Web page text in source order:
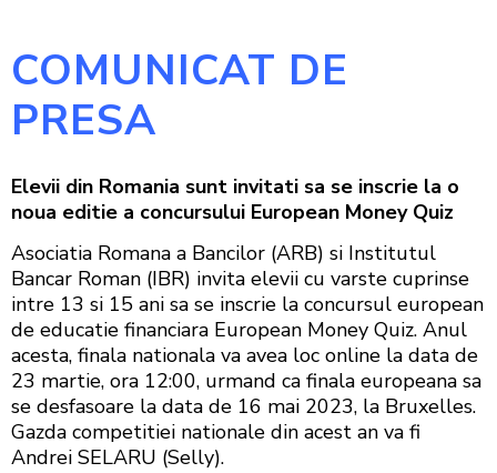
COMUNICAT DE
PRESA
Elevii din Romania sunt invitati sa se inscrie la o
noua editie a concursului European Money Quiz
Asociatia Romana a Bancilor (ARB) si Institutul
Bancar Roman (IBR) invita elevii cu varste cuprinse
intre 13 si 15 ani sa se inscrie la concursul european
de educatie financiara European Money Quiz. Anul
acesta, finala nationala va avea loc online la data de
23 martie, ora 12:00, urmand ca finala europeana sa
se desfasoare la data de 16 mai 2023, la Bruxelles.
Gazda competitiei nationale din acest an va fi
Andrei SELARU (Selly).